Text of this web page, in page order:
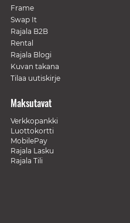
Frame
Swap It
Rajala B2B
Rental
Rajala Blogi
Kuvan takana
Tilaa uutiskirje
Maksutavat
Verkkopankki
Luottokortti
MobilePay
Rajala Lasku
Rajala Tili